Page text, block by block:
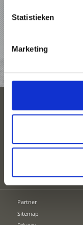
Statistieken
Marketing
SEIZOENEN
PLAN UW
Partner
Sitemap